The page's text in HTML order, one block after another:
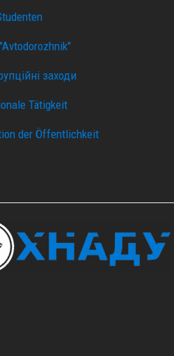
заходи
Tätigkeit
der Öffentlichkeit